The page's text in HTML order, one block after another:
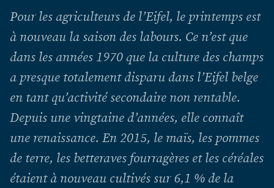
Pour les agriculteurs de l’Eifel, le printemps est
à nouveau la saison des labours. Ce n’est que
dans les années 1970 que la culture des champs
a presque totalement disparu dans l’Eifel belge
en tant qu’activité secondaire non rentable.
Depuis une vingtaine d’années, elle connaît
une renaissance. En 2015, le maïs, les pommes
de terre, les betteraves fourragères et les céréales
étaient à nouveau cultivés sur 6,1 % de la